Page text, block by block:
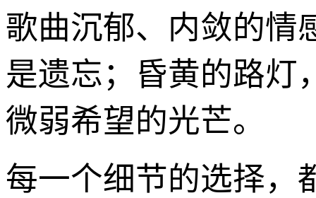
歌曲沉郁、内敛的情
是遗忘；昏黄的路灯
微弱希望的光芒。
每一个细节的选择，